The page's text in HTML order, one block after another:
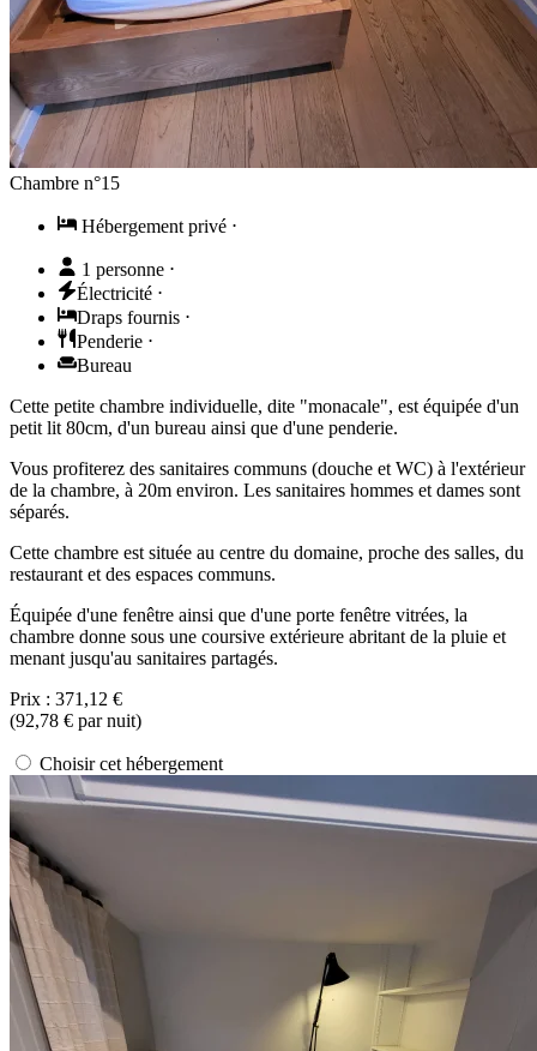
Chambre n°15
Hébergement privé ⋅
1 personne ⋅
Électricité ⋅
Draps fournis ⋅
Penderie ⋅
Bureau
Cette petite chambre individuelle, dite "monacale", est équipée d'un
petit lit 80cm, d'un bureau ainsi que d'une penderie.
Vous profiterez des sanitaires communs (douche et WC) à l'extérieur
de la chambre, à 20m environ. Les sanitaires hommes et dames sont
séparés.
Cette chambre est située au centre du domaine, proche des salles, du
restaurant et des espaces communs.
Équipée d'une fenêtre ainsi que d'une porte fenêtre vitrées, la
chambre donne sous une coursive extérieure abritant de la pluie et
menant jusqu'au sanitaires partagés.
Prix : 371,12 €
(92,78 € par nuit)
Choisir cet hébergement